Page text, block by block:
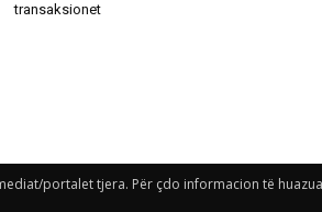
transaksionet
portalet tjera. Për çdo informacion të